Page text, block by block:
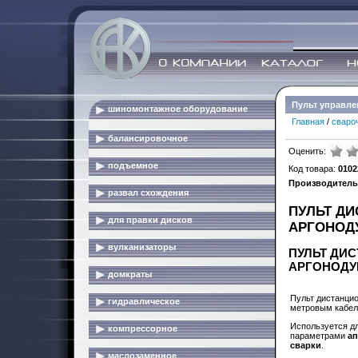
шиномонтажное оборудование
балансировочное
подъемное
развал схождения
для правки дисков
вулканизаторы
домкраты
гидравлическое
компрессорное
маслозаменное
Пульт
Главная /
Оценить:
Код товара:
Производитель
ПУЛЬТ
ПУЛЬТ
Пульт
метровым
Используется
параметрами
сварки